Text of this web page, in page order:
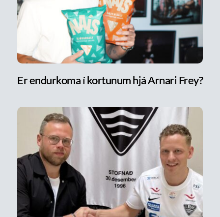
Er endurkoma í kortunum hjá Arnari Frey?